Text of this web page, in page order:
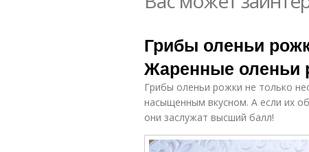
Грибы оленьи
Жаренные оленьи
Грибы оленьи рожки не только
насыщенным вкусном. А если их
они заслужат высший балл!